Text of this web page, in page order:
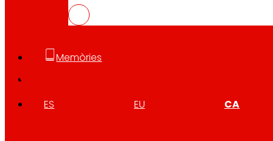
Memòries
ES EU CA
PDF